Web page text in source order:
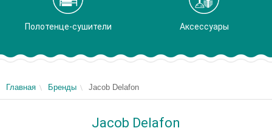
Полотенце-сушители Аксессуары
Главная Бренды Jacob Delafon
Jacob Delafon